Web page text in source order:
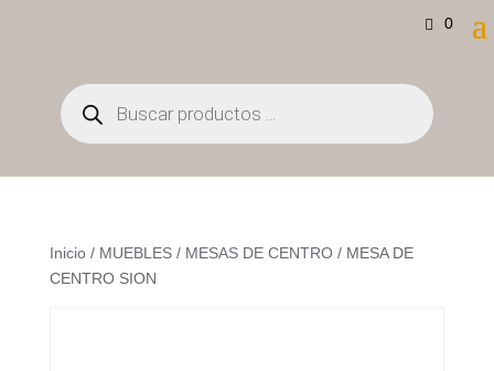
0
Búsqueda
de
productos
Inicio/ MUEBLES/ MESAS DE CENTRO/ MESA DE
CENTRO SION